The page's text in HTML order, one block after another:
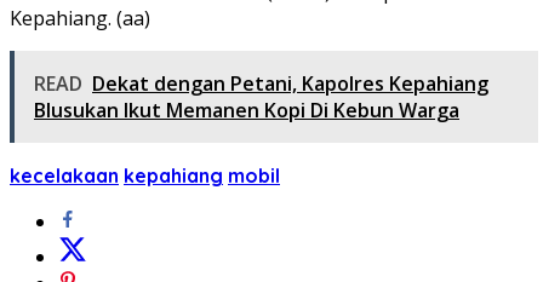
Kepahiang. (aa)
READ Dekat dengan Petani, Kapolres Kepahiang
Blusukan Ikut Memanen Kopi Di Kebun Warga
kecelakaan kepahiang mobil